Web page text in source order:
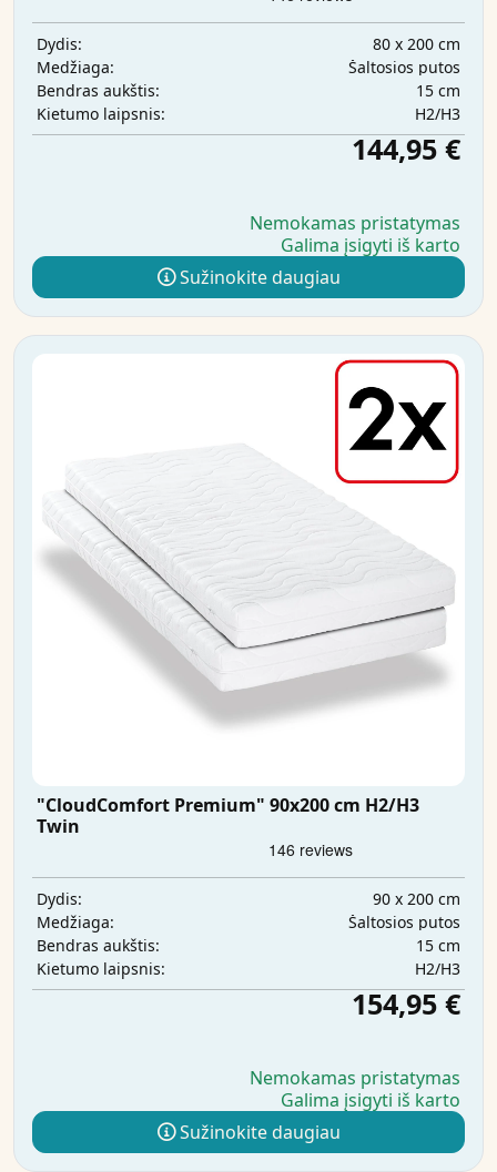
Dydis:
80 x 200 cm
Medžiaga:
Šaltosios putos
Bendras aukštis:
15 cm
Kietumo laipsnis:
H2/H3
144,95 €
Nemokamas pristatymas
Galima įsigyti iš karto
Sužinokite daugiau
"CloudComfort Premium" 90x200 cm H2/H3
Twin
Dydis:
90 x 200 cm
Medžiaga:
Šaltosios putos
Bendras aukštis:
15 cm
Kietumo laipsnis:
H2/H3
154,95 €
Nemokamas pristatymas
Galima įsigyti iš karto
Sužinokite daugiau